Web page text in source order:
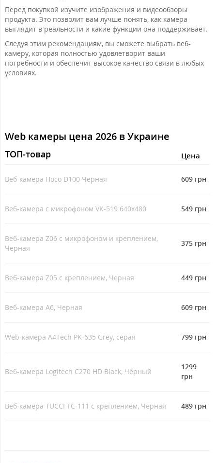
Перед покупкой изучите изображения и видеообзоры
продукта. Это позволит вам лучше понять, как камера
выглядит в реальности и какие функции она поддерживает.
Следуя этим рекомендациям, вы сможете выбрать веб-
камеру, которая полностью удовлетворит ваши
потребности и обеспечит высокое качество связи в любых
условиях.
Web камеры цена 2026 в Украине
ТОП-товар Цeна
Веб-камера Hoco D100 Черная 609 грн
Веб-камера с микрофоном VK-519 640х480 549 грн
Веб-камера Z06 с микрофоном и креплением,
Черная
375 грн
Веб-камера Z05 с креплением, Черная 449 грн
Веб-камера A6, Черная 609 грн
Web-камера A4Tech PK-635 Grey, серая 799 грн
Веб-камера Logitech C270 HD Black, Чёрный
1299
грн
Веб-камера TUCCI TC-111 с креплением, Черная 489 грн